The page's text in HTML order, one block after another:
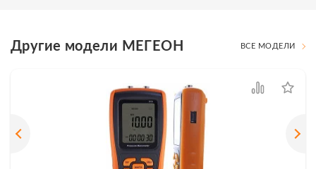
Другие модели МЕГЕОН ВСЕ МОДЕЛИ